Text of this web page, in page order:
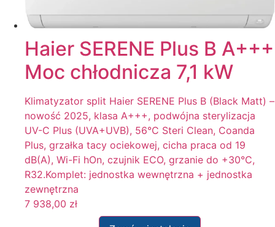
Haier SERENE Plus B A+++
Moc chłodnicza 7,1 kW
Klimatyzator split Haier SERENE Plus B (Black Matt) –
nowość 2025, klasa A+++, podwójna sterylizacja
UV-C Plus (UVA+UVB), 56°C Steri Clean, Coanda
Plus, grzałka tacy ociekowej, cicha praca od 19
dB(A), Wi-Fi hOn, czujnik ECO, grzanie do +30°C,
R32.Komplet: jednostka wewnętrzna + jednostka
zewnętrzna
7 938,00 zł